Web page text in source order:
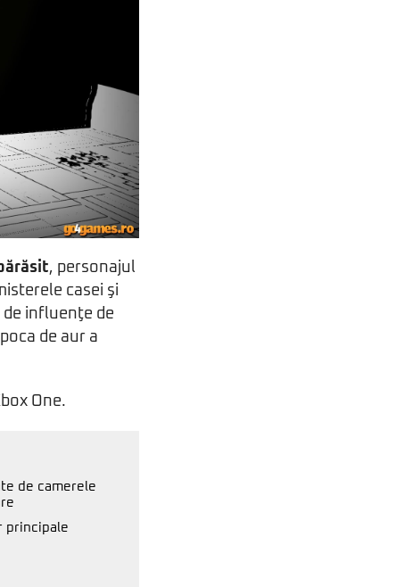
, personajul
casei şi
influenţe de
de aur a
One.
de camerele
principale